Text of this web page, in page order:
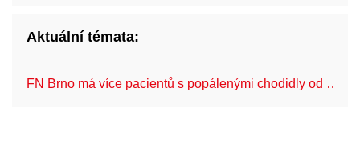
Aktuální témata:
FN Brno má více pacientů s popálenými chodidly od …